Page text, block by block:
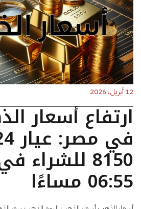
12 أبريل، 2026
ارتفاع أسعار
8150
06:55 مساءًا